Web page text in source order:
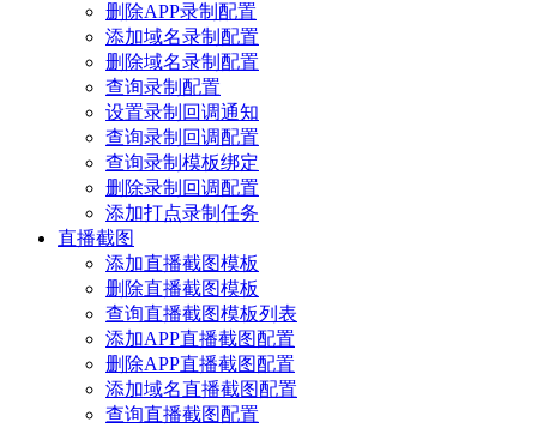
删除APP录制配置
添加域名录制配置
删除域名录制配置
查询录制配置
设置录制回调通知
查询录制回调配置
查询录制模板绑定
删除录制回调配置
添加打点录制任务
直播截图
添加直播截图模板
删除直播截图模板
查询直播截图模板列表
添加APP直播截图配置
删除APP直播截图配置
添加域名直播截图配置
查询直播截图配置